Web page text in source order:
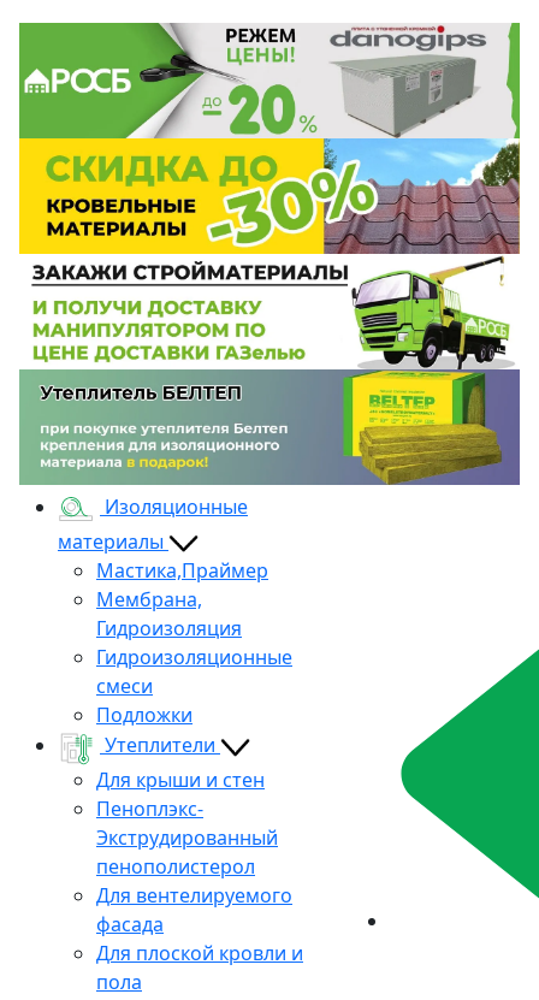
Изоляционные
материалы
Мастика,Праймер
Мембрана,
Гидроизоляция
Гидроизоляционные
смеси
Подложки
Утеплители
Для крыши и стен
Пеноплэкс-
Экструдированный
пенополистерол
Для вентелируемого
фасада
Для плоской кровли и
пола